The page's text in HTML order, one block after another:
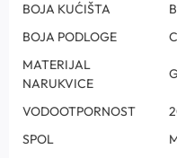
BOJA KUĆIŠTA
BOJA PODLOGE
MATERIJAL
NARUKVICE
VODOOTPORNOST
SPOL